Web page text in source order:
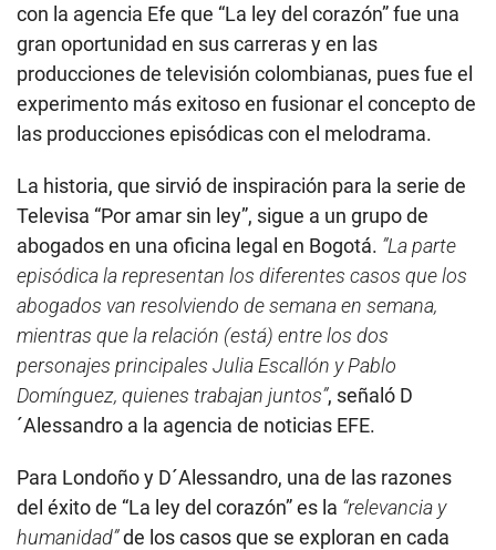
con la agencia Efe que “La ley del corazón” fue una
gran oportunidad en sus carreras y en las
producciones de televisión colombianas, pues fue el
experimento más exitoso en fusionar el concepto de
las producciones episódicas con el melodrama.
La historia, que sirvió de inspiración para la serie de
Televisa “Por amar sin ley”, sigue a un grupo de
abogados en una oficina legal en Bogotá. ”La parte
episódica la representan los diferentes casos que los
abogados van resolviendo de semana en semana,
mientras que la relación (está) entre los dos
personajes principales Julia Escallón y Pablo
Domínguez, quienes trabajan juntos”, señaló D
´Alessandro a la agencia de noticias EFE.
Para Londoño y D´Alessandro, una de las razones
del éxito de “La ley del corazón” es la “relevancia y
humanidad”de los casos que se exploran en cada